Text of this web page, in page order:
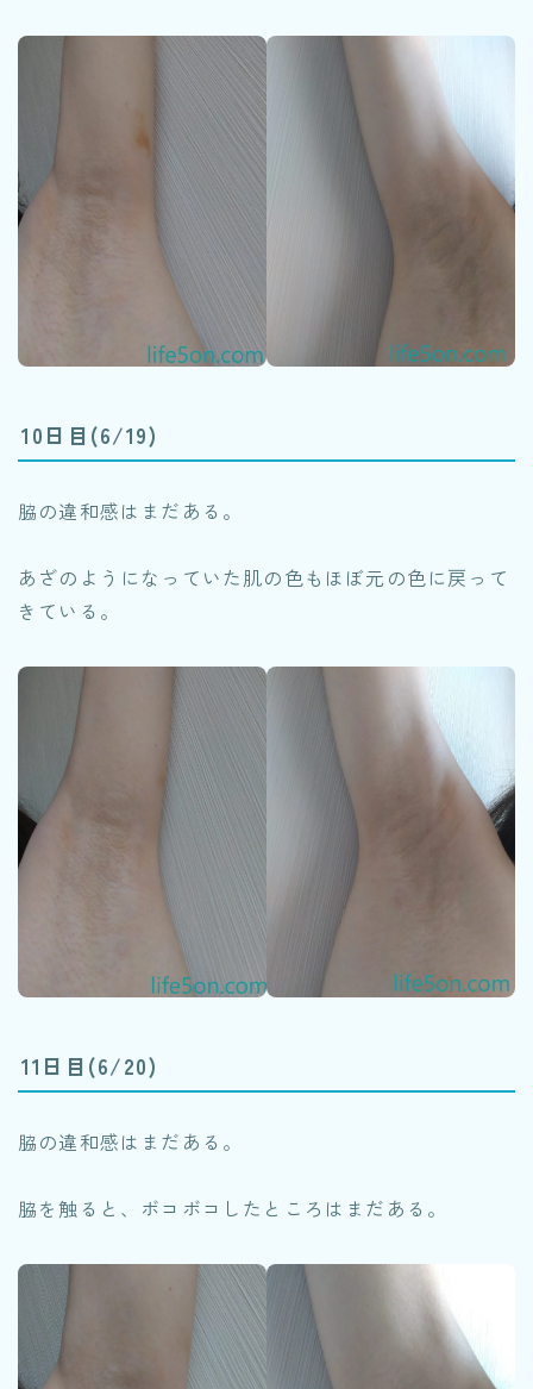
10日目(6/19)
脇の違和感はまだある。
あざのようになっていた肌の色もほぼ元の色に戻って
きている。
11日目(6/20)
脇の違和感はまだある。
脇を触ると、ボコボコしたところはまだある。